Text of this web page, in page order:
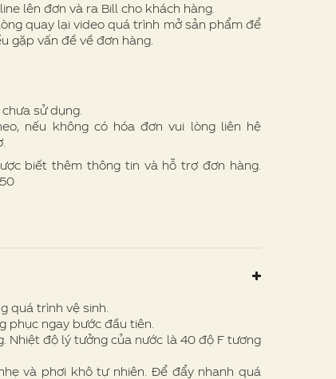
lên đơn và ra Bill cho khách hàng.
quay lại video quá trình mở sản phẩm để
gặp vấn đề về đơn hàng.
sử dụng.
nếu không có hóa đơn vui lòng liên hệ
biết thêm thông tin và hỗ trợ đơn hàng.
quá trình vệ sinh.
phục ngay bước đầu tiên.
Nhiệt độ lý tưởng của nước là 40 độ F tương
và phơi khô tự nhiên. Để đẩy nhanh quá